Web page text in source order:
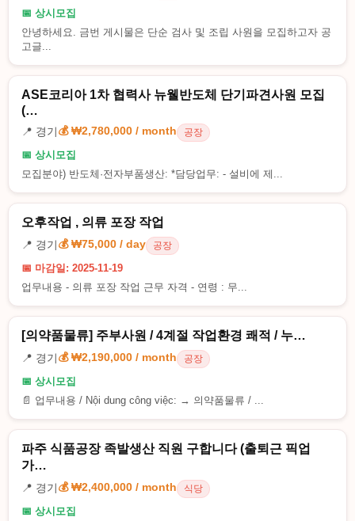
📅 상시모집
안녕하세요. 금번 게시물은 단순 검사 및 조립 사원을 모집하고자 공
고글...
ASE코리아 1차 협력사 뉴웰반도체 단기파견사원 모집
(…
📍 경기💰 ₩2,780,000 / month 공장
📅 상시모집
모집분야) 반도체·전자부품생산: *담당업무: - 설비에 제...
오후작업 , 의류 포장 작업
📍 경기💰 ₩75,000 / day 공장
📅 마감일: 2025-11-19
업무내용 - 의류 포장 작업 근무 자격 - 연령 : 무...
[의약품물류] 주부사원 / 4계절 작업환경 쾌적 / 누…
📍 경기💰 ₩2,190,000 / month 공장
📅 상시모집
📄 업무내용 / Nội dung công việc: → 의약품물류 / ...
파주 식품공장 족발생산 직원 구합니다 (출퇴근 픽업
가…
📍 경기💰 ₩2,400,000 / month 식당
📅 상시모집